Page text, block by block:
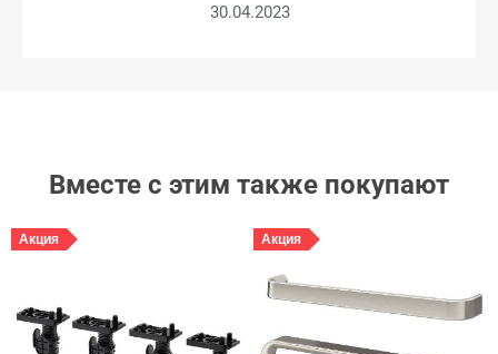
30.04.2023
Вместе с этим также покупают
Акция Акция